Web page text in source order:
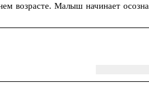
возрасте. Малыш начинает